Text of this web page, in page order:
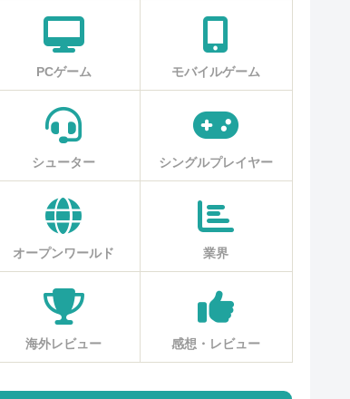
PCゲーム モバイルゲーム
シューター シングルプレイヤー
オープンワールド 業界
海外レビュー 感想・レビュー